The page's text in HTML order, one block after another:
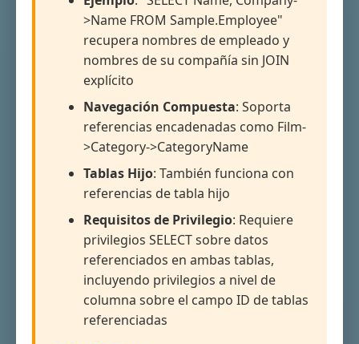
>Name FROM Sample.Employee"
recupera nombres de empleado y
nombres de su compañía sin JOIN
explícito
Navegación Compuesta: Soporta
referencias encadenadas como Film-
>Category->CategoryName
Tablas Hijo: También funciona con
referencias de tabla hijo
Requisitos de Privilegio: Requiere
privilegios SELECT sobre datos
referenciados en ambas tablas,
incluyendo privilegios a nivel de
columna sobre el campo ID de tablas
referenciadas